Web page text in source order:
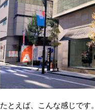
たとえば、こんな感じです。